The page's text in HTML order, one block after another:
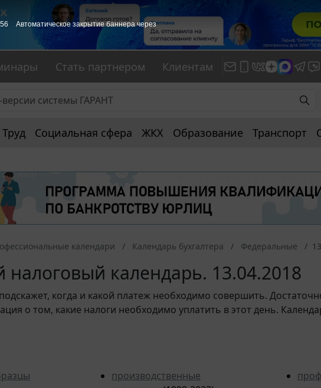
Стать партнером Клиентам
Труд Социальная сфера ЖКХ Образование Транспорт
календари Календарь бухгалтера Федеральные
календарь. 13.04.2018
подскажет, когда и какой платеж необходимо совершить.
о том, какие налоги необходимо уплатить в этот день.
производственные
56 Автоматическое закрытие баннера через